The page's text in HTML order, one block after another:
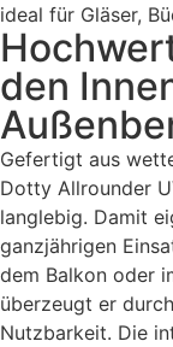
ideal für Gläser,
den
Gefertigt aus
Dotty Allrounder
langlebig. Damit
ganzjährigen
dem Balkon oder
überzeugt er
Nutzbarkeit. Die